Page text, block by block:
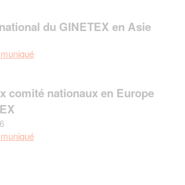
du GINETEX en Asie
comité nationaux en Europe